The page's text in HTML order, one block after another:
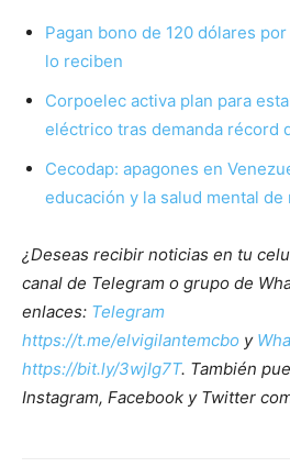
Pagan bono de 120 dólares
lo reciben
Corpoelec activa plan para
eléctrico tras demanda récord
Cecodap: apagones en
educación y la salud mental
¿Deseas recibir noticias en tu
canal de Telegram o grupo de
enlaces: Telegram
https://t.me/elvigilantemcbo y
https://bit.ly/3wjIg7T. También
Instagram, Facebook y Twitter